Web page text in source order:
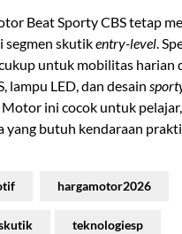
Beat Sporty CBS tetap
segmen skutikentry-level.
untuk mobilitas harian
lampu LED, dan desain
ini cocok untuk
yang butuh kendaraan
hargamotor2026
teknologiesp